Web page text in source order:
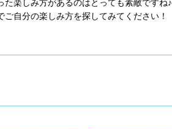
た楽しみ方があるのはとっても素敵ですね♪
ご自分の楽しみ方を探してみてください！